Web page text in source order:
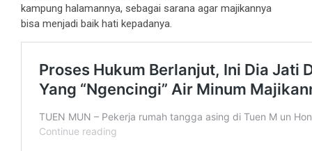
kampung halamannya, sebagai sarana agar majikannya
bisa menjadi baik hati kepadanya.